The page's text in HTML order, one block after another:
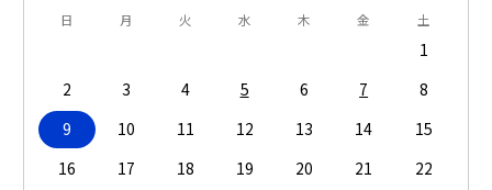
日 月 火 水 木 金 土
1
2
3 4 5 6 7
8
9
10 11 12 13 14
15
16
17 18 19 20 21
22